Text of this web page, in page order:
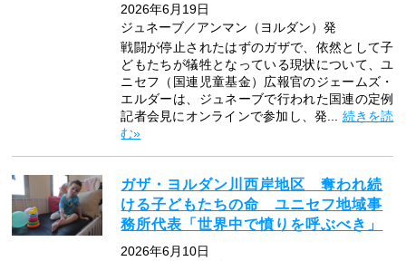
2026年6月19日
ジュネーブ／アンマン（ヨルダン）発
戦闘が停止されたはずのガザで、依然として子
どもたちが犠牲となっている現状について、ユ
ニセフ（国連児童基金）広報官のジェームズ・
エルダーは、ジュネーブで行われた国連の定例
記者会見にオンラインで参加し、発... 続きを読
む»
ガザ・ヨルダン川西岸地区 奪われ続
ける子どもたちの命 ユニセフ地域事
務所代表「世界中で憤りを呼ぶべき」
2026年6月10日